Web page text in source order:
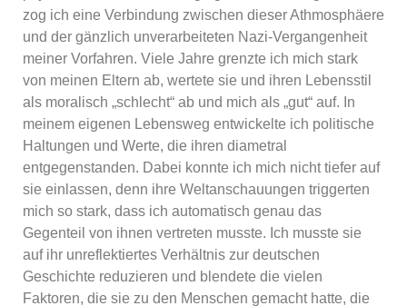
zog ich eine Verbindung zwischen dieser Athmosphäere
und der gänzlich unverarbeiteten Nazi-Vergangenheit
meiner Vorfahren. Viele Jahre grenzte ich mich stark
von meinen Eltern ab, wertete sie und ihren Lebensstil
als moralisch „schlecht“ ab und mich als „gut“ auf. In
meinem eigenen Lebensweg entwickelte ich politische
Haltungen und Werte, die ihren diametral
entgegenstanden. Dabei konnte ich mich nicht tiefer auf
sie einlassen, denn ihre Weltanschauungen triggerten
mich so stark, dass ich automatisch genau das
Gegenteil von ihnen vertreten musste. Ich musste sie
auf ihr unreflektiertes Verhältnis zur deutschen
Geschichte reduzieren und blendete die vielen
Faktoren, die sie zu den Menschen gemacht hatte, die